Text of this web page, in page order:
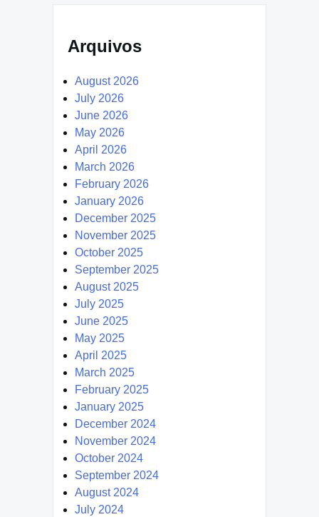
Arquivos
August 2026
July 2026
June 2026
May 2026
April 2026
March 2026
February 2026
January 2026
December 2025
November 2025
October 2025
September 2025
August 2025
July 2025
June 2025
May 2025
April 2025
March 2025
February 2025
January 2025
December 2024
November 2024
October 2024
September 2024
August 2024
July 2024